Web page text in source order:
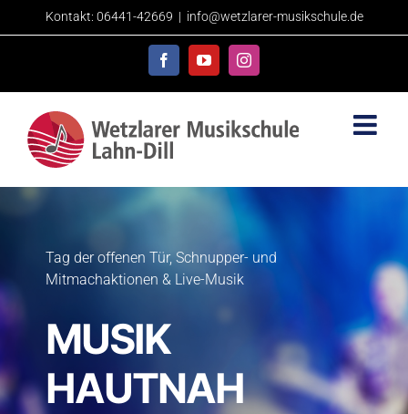
to
Kontakt: 06441-42669 | info@wetzlarer-musikschule.de
FacebookYouTubeInstagram
Tag der offenen Tür, Schnupper- und
Mitmachaktionen & Live-Musik
MUSIK
HAUTNAH